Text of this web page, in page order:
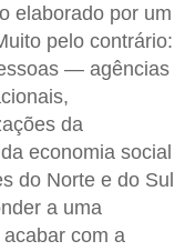
elaborado por um
pelo contrário:
— agências
da
economia social
do Norte e do Sul
a uma
com a